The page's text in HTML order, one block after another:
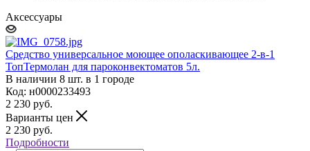
Аксессуары
Средство универсальное моющее ополаскивающее 2-в-1
ТопТермолан для пароконвектоматов 5л.
В наличии 8 шт. в 1 городе
Код: н0000233493
2 230 руб.
Варианты цен
2 230 руб.
Подробности